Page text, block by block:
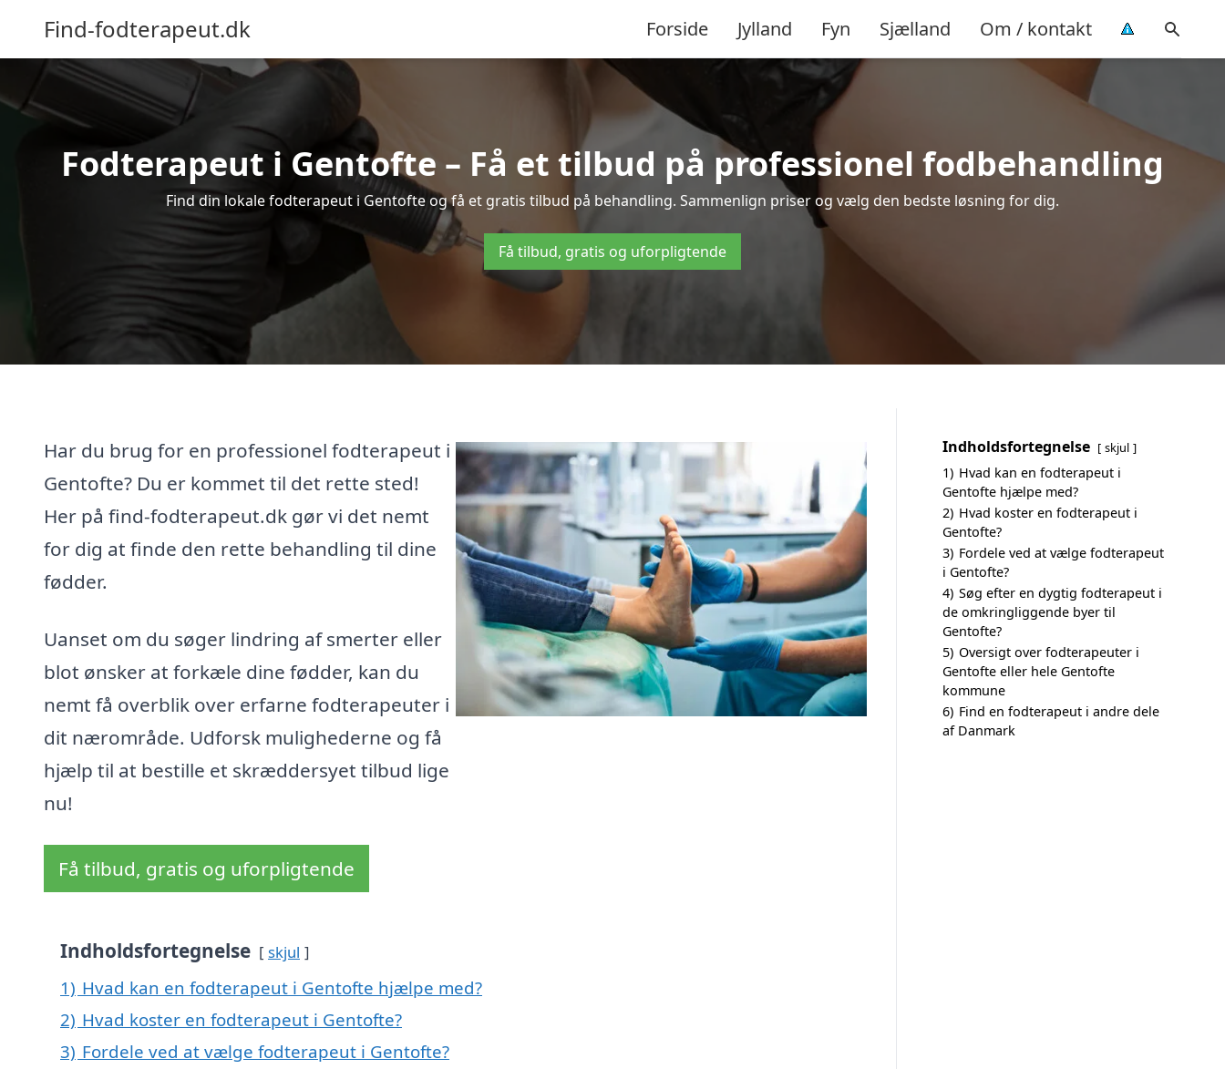
Find-fodterapeut.dk Forside Jylland Fyn Sjælland Om / kontakt
Fodterapeut i Gentofte – Få et tilbud på professionel fodbehandling
Find din lokale fodterapeut i Gentofte og få et gratis tilbud på behandling. Sammenlign priser og vælg den bedste løsning for dig.
Få tilbud, gratis og uforpligtende
Har du brug for en professionel fodterapeut i
Gentofte? Du er kommet til det rette sted!
Her på find-fodterapeut.dk gør vi det nemt
for dig at finde den rette behandling til dine
fødder.
Uanset om du søger lindring af smerter eller
blot ønsker at forkæle dine fødder, kan du
nemt få overblik over erfarne fodterapeuter i
dit nærområde. Udforsk mulighederne og få
hjælp til at bestille et skræddersyet tilbud lige
nu!
Få tilbud, gratis og uforpligtende
Indholdsfortegnelse skjul
1) Hvad kan en fodterapeut i Gentofte hjælpe med?
2) Hvad koster en fodterapeut i Gentofte?
3) Fordele ved at vælge fodterapeut i Gentofte?
Indholdsfortegnelse skjul
1) Hvad kan en fodterapeut i
Gentofte hjælpe med?
2) Hvad koster en fodterapeut i
Gentofte?
3) Fordele ved at vælge fodterapeut
i Gentofte?
4) Søg efter en dygtig fodterapeut i
de omkringliggende byer til
Gentofte?
5) Oversigt over fodterapeuter i
Gentofte eller hele Gentofte
kommune
6) Find en fodterapeut i andre dele
af Danmark